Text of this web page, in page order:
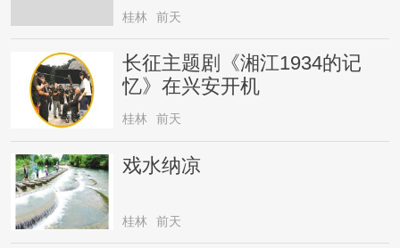
桂林 前天
长征主题剧《湘江1934的记
忆》在兴安开机
桂林 前天
戏水纳凉
桂林 前天